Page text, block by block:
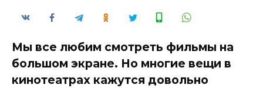
Мы все любим смотреть фильмы на
большом экране. Но многие вещи в
кинотеатрах кажутся довольно